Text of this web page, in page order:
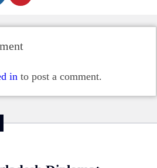
in to post a comment.